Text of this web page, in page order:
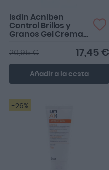
Isdin Acniben
Control Brillos y
Granos Gel Crema
17,45 €
20,95 €
Añadir a la cesta
-26%